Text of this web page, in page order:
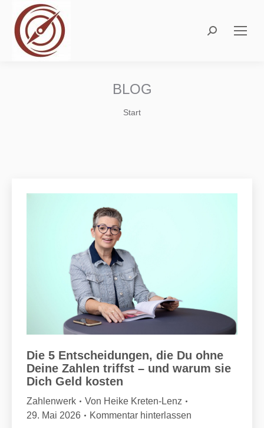
Search:
BLOG
Sie befinden sich hier:
Start
Die 5 Entscheidungen, die Du ohne
Deine Zahlen triffst – und warum sie
Dich Geld kosten
Zahlenwerk Von Heike Kreten-Lenz
29. Mai 2026
Kommentar hinterlassen